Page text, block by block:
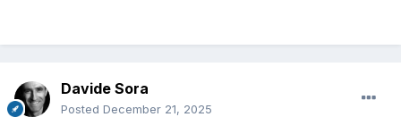
Davide Sora
Posted December 21, 2025